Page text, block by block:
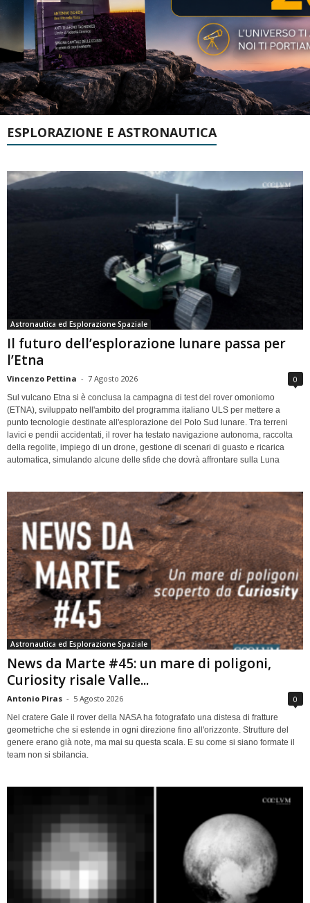
ESPLORAZIONE E ASTRONAUTICA
Astronautica ed Esplorazione Spaziale
Il futuro dell’esplorazione lunare passa per
l’Etna
Vincenzo Pettina - 7 Agosto 2026 0
Sul vulcano Etna si è conclusa la campagna di test del rover omoniomo
(ETNA), sviluppato nell'ambito del programma italiano ULS per mettere a
punto tecnologie destinate all'esplorazione del Polo Sud lunare. Tra terreni
lavici e pendii accidentati, il rover ha testato navigazione autonoma, raccolta
della regolite, impiego di un drone, gestione di scenari di guasto e ricarica
automatica, simulando alcune delle sfide che dovrà affrontare sulla Luna
Astronautica ed Esplorazione Spaziale
News da Marte #45: un mare di poligoni,
Curiosity risale Valle...
Antonio Piras - 5 Agosto 2026 0
Nel cratere Gale il rover della NASA ha fotografato una distesa di fratture
geometriche che si estende in ogni direzione fino all'orizzonte. Strutture del
genere erano già note, ma mai su questa scala. E su come si siano formate il
team non si sbilancia.